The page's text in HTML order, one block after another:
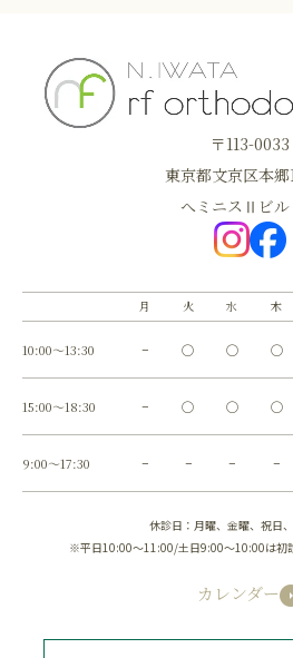
〒113-0033
東京都文京区本郷
へミニスⅡビル
月 火 水 木
10:00～13:30 − ◯ ◯ ◯
15:00～18:30 − ◯ ◯ ◯
9:00～17:30 − − − −
休診日：月曜、金曜、祝日
※平日10:00～11:00/土日9:00～10:00は初
カレンダー